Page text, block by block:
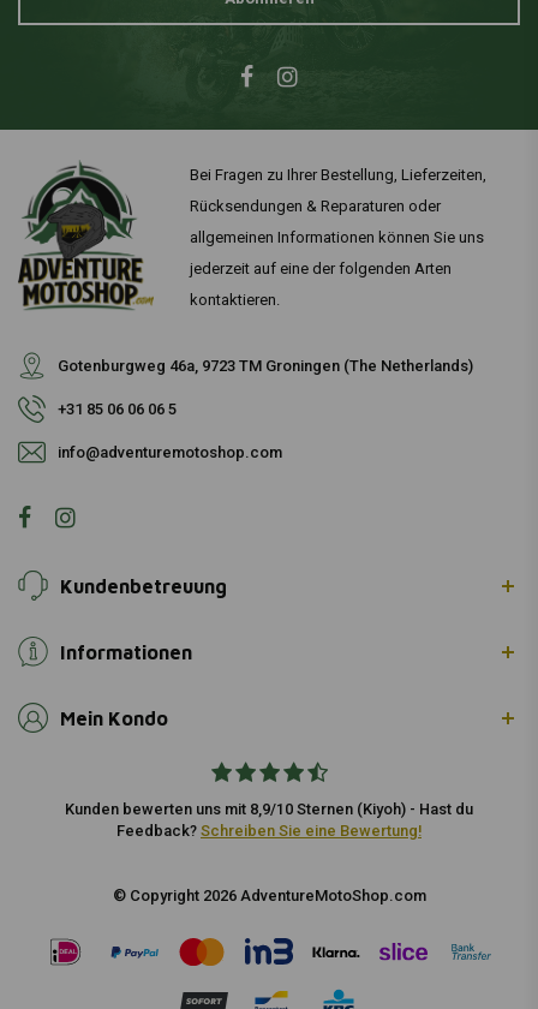
Bei Fragen zu Ihrer Bestellung, Lieferzeiten,
Rücksendungen & Reparaturen oder
allgemeinen Informationen können Sie uns
jederzeit auf eine der folgenden Arten
kontaktieren.
Gotenburgweg 46a, 9723 TM Groningen (The Netherlands)
+31 85 06 06 06 5
info@adventuremotoshop.com
Kundenbetreuung
Informationen
Mein Kondo
Kunden bewerten uns mit 8,9/10 Sternen (Kiyoh) - Hast du
Feedback? Schreiben Sie eine Bewertung!
© Copyright 2026 AdventureMotoShop.com